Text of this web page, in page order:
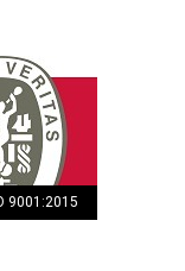
9001:2015